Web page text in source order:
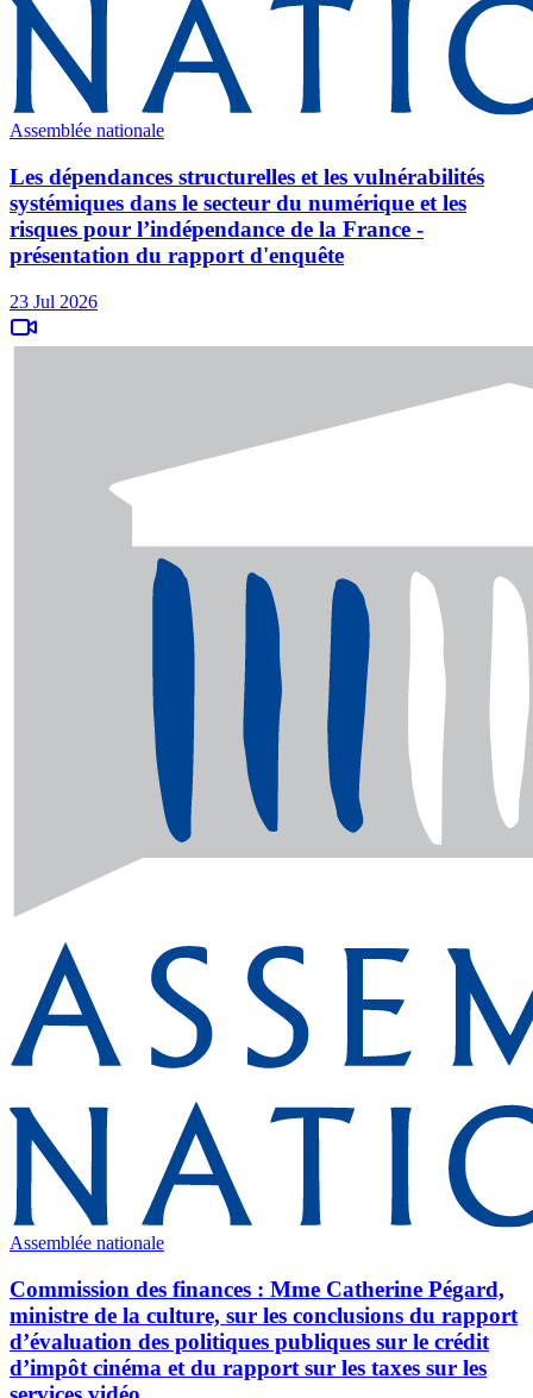
Assemblée nationale
Les dépendances structurelles et les vulnérabilités
systémiques dans le secteur du numérique et les
risques pour l’indépendance de la France -
présentation du rapport d'enquête
23 Jul 2026
Assemblée nationale
Commission des finances : Mme Catherine Pégard,
ministre de la culture, sur les conclusions du rapport
d’évaluation des politiques publiques sur le crédit
d’impôt cinéma et du rapport sur les taxes sur les